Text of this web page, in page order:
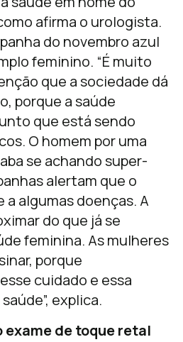
afirma o urologista.
do novembro azul
feminino. “É muito
que a sociedade dá
porque a saúde
que está sendo
O homem por uma
se achando super-
alertam que o
a algumas doenças. A
do que já se
feminina. As mulheres
porque
cuidado e essa
explica.
exame de toque retal